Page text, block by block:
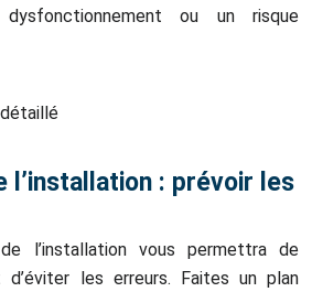
ou un risque
l’installation : prévoir les
l’installation vous permettra de
les erreurs. Faites un plan